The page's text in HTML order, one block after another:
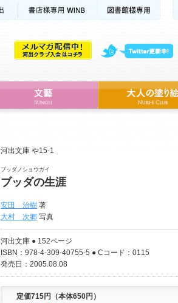
河出文庫 や15-1
ブッダノショウガイ
ブッダの生涯
安田 治樹 著
大村 次郷 写真
河出文庫 ● 152ページ
ISBN：978-4-309-40755-5 ● Cコード：0115
発売日：2005.08.08
定価715円（本体650円）